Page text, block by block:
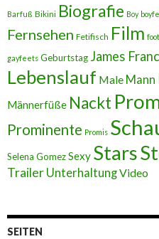
Barfuß Bikini Biografie Boy
Fernsehen Fetifisch Film foot
gayfeets Geburtstag James
Lebenslauf Male Mann
Männerfüße Nackt
Prominente Promis
Selena GomezSexy Stars
Trailer UnterhaltungVideo
SEITEN